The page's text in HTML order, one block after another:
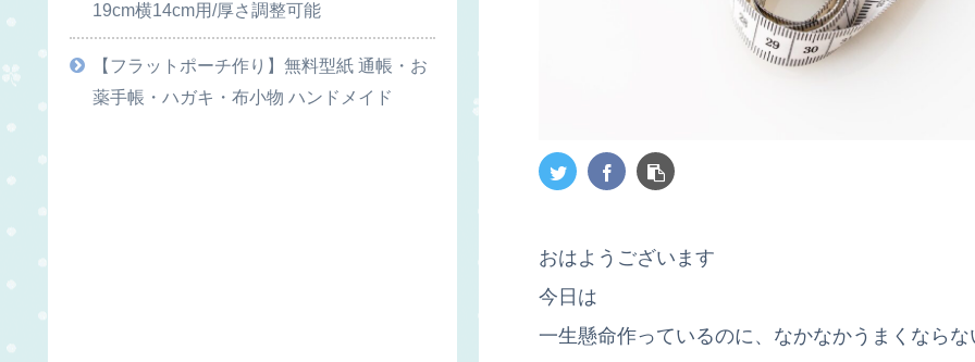
おはようございます
今日は
一生懸命作っているのに、なかなかうまくなら
19cm横14cm用/厚さ調整可能
【フラットポーチ作り】無料型紙 通帳・お
薬手帳・ハガキ・布小物 ハンドメイド